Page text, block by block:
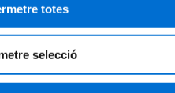
totes
selecció
i Producció Audiovisual